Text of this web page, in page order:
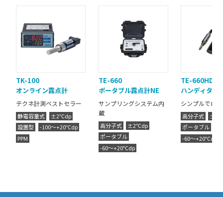
TK-100
オンライン露点計
テクネ計測ベストセラー
静電容量式
±2℃dp
設置型
-100～+20℃dp
PPM
TE-660
ポータブル露点計NE
サンプリングシステム内
蔵
高分子式
±2℃dp
ポータブル
-60～+20℃dp
TE-660HD
ハンディタイ
シンプルでロ
高分子式
ポータブル
-60～+20℃dp